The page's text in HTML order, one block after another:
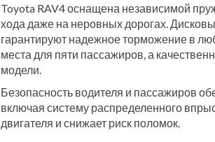
Toyota RAV4 оснащена независимой
хода даже на неровных дорогах.
гарантируют надежное торможение в
места для пяти пассажиров, а
модели.
Безопасность водителя и пассажиров
включая систему распределенного
двигателя и снижает риск поломок.